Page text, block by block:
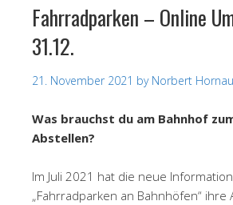
Fahrradparken – Online
31.12.
21. November 2021 by Norbert
Was brauchst du am Bahnhof
Abstellen?
Im Juli 2021 hat die neue
„Fahrradparken an Bahnhöfen“ ihre